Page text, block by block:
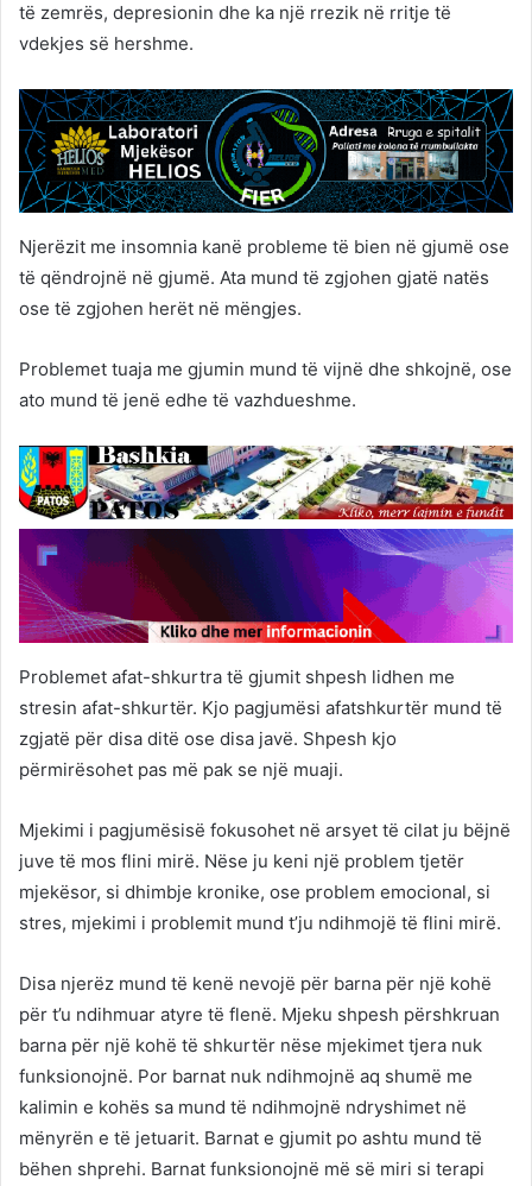
të zemrës, depresionin dhe ka një rrezik në rritje të
vdekjes së hershme.
Njerëzit me insomnia kanë probleme të bien në gjumë ose
të qëndrojnë në gjumë. Ata mund të zgjohen gjatë natës
ose të zgjohen herët në mëngjes.
Problemet tuaja me gjumin mund të vijnë dhe shkojnë, ose
ato mund të jenë edhe të vazhdueshme.
Problemet afat-shkurtra të gjumit shpesh lidhen me
stresin afat-shkurtër. Kjo pagjumësi afatshkurtër mund të
zgjatë për disa ditë ose disa javë. Shpesh kjo
përmirësohet pas më pak se një muaji.
Mjekimi i pagjumësisë fokusohet në arsyet të cilat ju bëjnë
juve të mos flini mirë. Nëse ju keni një problem tjetër
mjekësor, si dhimbje kronike, ose problem emocional, si
stres, mjekimi i problemit mund t’ju ndihmojë të flini mirë.
Disa njerëz mund të kenë nevojë për barna për një kohë
për t’u ndihmuar atyre të flenë. Mjeku shpesh përshkruan
barna për një kohë të shkurtër nëse mjekimet tjera nuk
funksionojnë. Por barnat nuk ndihmojnë aq shumë me
kalimin e kohës sa mund të ndihmojnë ndryshimet në
mënyrën e të jetuarit. Barnat e gjumit po ashtu mund të
bëhen shprehi. Barnat funksionojnë më së miri si terapi